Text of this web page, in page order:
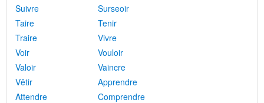
Suivre
Surseoir
Taire
Tenir
Traire
Vivre
Voir
Vouloir
Valoir
Vaincre
Vêtir
Apprendre
Attendre
Comprendre